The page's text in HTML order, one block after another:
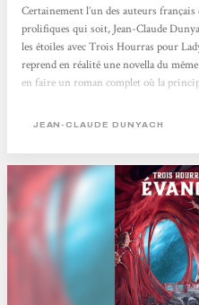
Certainement l’un des auteurs
prolifiques qui soit, Jean-Claude
les étoiles avec Trois Hourras pour
reprend en réalité une novella du
en faire un roman complet où la
contact avec une race extra-terrestre.
JEAN-CLAUDE DUNYACH